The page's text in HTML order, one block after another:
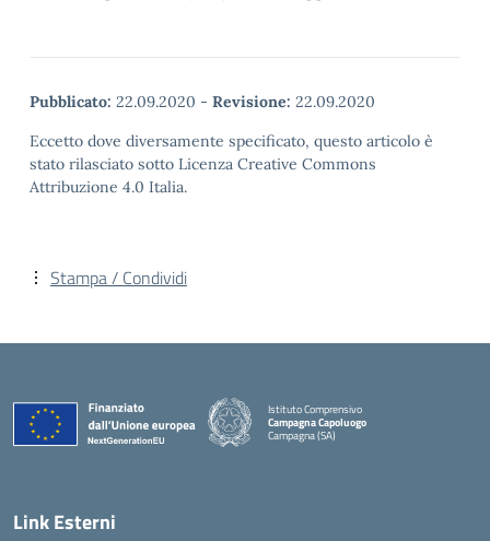
Pubblicato: 22.09.2020 - Revisione: 22.09.2020
Eccetto dove diversamente specificato, questo articolo è
stato rilasciato sotto Licenza Creative Commons
Attribuzione 4.0 Italia.
Stampa / Condividi
Istituto Comprensivo
Campagna Capoluogo
Campagna (SA)
Link Esterni